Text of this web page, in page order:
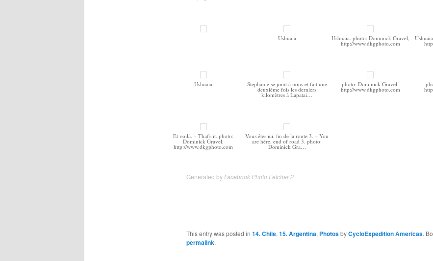
Ushuaia Ushuaia. photo: Dominick Gravel,
http://www.dkgphoto.com
Ushuaia Stephanie se joint à nous et fait une
deuxième fois les derniers
kilomètres à Lapatai…
photo: Dominick Gravel,
http://www.dkgphoto.com
Et voilà. – That's it. photo:
Dominick Gravel,
http://www.dkgphoto.com
Vous êtes ici, fin de la route 3. – You
are hère, end of road 3. photo:
Dominick Gra…
Generated by Facebook Photo Fetcher 2
This entry was posted in 14. Chile,15. Argentina, PhotosbyCycloExpedition Americas.
permalink.